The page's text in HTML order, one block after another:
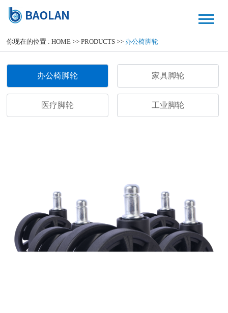
你现在的位置 :HOME >>PRODUCTS >> 办公椅脚轮
办公椅脚轮 家具脚轮
医疗脚轮 工业脚轮